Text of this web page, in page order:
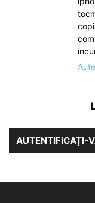
AUTENTIFICAȚI-